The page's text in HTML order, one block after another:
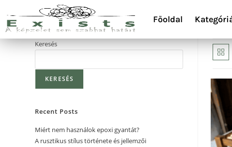
Főoldal
Keresés
KERESÉS
Recent Posts
Miért nem használok epoxi gyantát?
A rusztikus stílus története és jellemzői